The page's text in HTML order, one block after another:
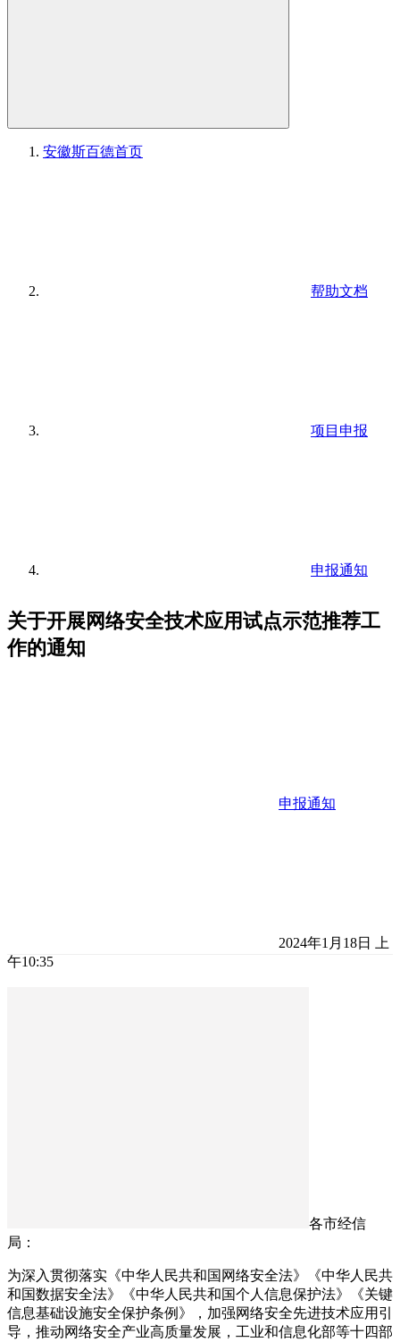
安徽斯百德首页
帮助文档
项目申报
申报通知
关于开展网络安全技术应用试点示范推荐工
作的通知
申报通知
2024年1月18日 上
午10:35
各市经信
局：
为深入贯彻落实《中华人民共和国网络安全法》《中华人民共
和国数据安全法》《中华人民共和国个人信息保护法》《关键
信息基础设施安全保护条例》，加强网络安全先进技术应用引
导，推动网络安全产业高质量发展，工业和信息化部等十四部